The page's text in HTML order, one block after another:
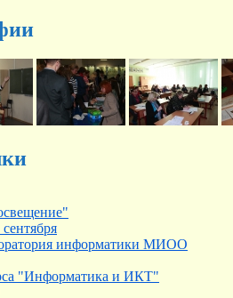
информатики МИОО
"Информатика и ИКТ"